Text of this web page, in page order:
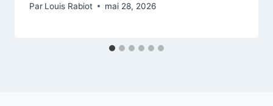
Par Louis Rabiot mai 28, 2026